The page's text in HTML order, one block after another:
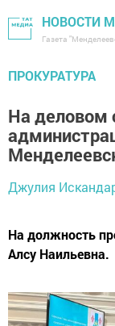
НОВОСТИ
Газета
ПРОКУРАТУРА
На деловом
Джулия
На должность
Алсу Наильевна.